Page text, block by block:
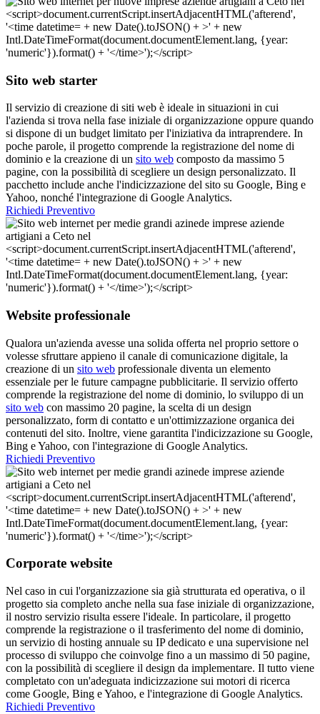
Sito web starter
Il servizio di creazione di siti web è ideale in situazioni in cui
l'azienda si trova nella fase iniziale di organizzazione oppure quando
si dispone di un budget limitato per l'iniziativa da intraprendere. In
poche parole, il progetto comprende la registrazione del nome di
dominio e la creazione di un sito web composto da massimo 5
pagine, con la possibilità di scegliere un design personalizzato. Il
pacchetto include anche l'indicizzazione del sito su Google, Bing e
Yahoo, nonché l'integrazione di Google Analytics.
Richiedi Preventivo
Website professionale
Qualora un'azienda avesse una solida offerta nel proprio settore o
volesse sfruttare appieno il canale di comunicazione digitale, la
creazione di un sito web professionale diventa un elemento
essenziale per le future campagne pubblicitarie. Il servizio offerto
comprende la registrazione del nome di dominio, lo sviluppo di un
sito web con massimo 20 pagine, la scelta di un design
personalizzato, form di contatto e un'ottimizzazione organica dei
contenuti del sito. Inoltre, viene garantita l'indicizzazione su Google,
Bing e Yahoo, con l'integrazione di Google Analytics.
Richiedi Preventivo
Corporate website
Nel caso in cui l'organizzazione sia già strutturata ed operativa, o il
progetto sia completo anche nella sua fase iniziale di organizzazione,
il nostro servizio risulta essere l'ideale. In particolare, il progetto
comprende la registrazione o il trasferimento del nome di dominio,
un servizio di hosting annuale su IP dedicato e una supervisione nel
processo di sviluppo che coinvolge fino a un massimo di 50 pagine,
con la possibilità di scegliere il design da implementare. Il tutto viene
completato con un'adeguata indicizzazione sui motori di ricerca
come Google, Bing e Yahoo, e l'integrazione di Google Analytics.
Richiedi Preventivo